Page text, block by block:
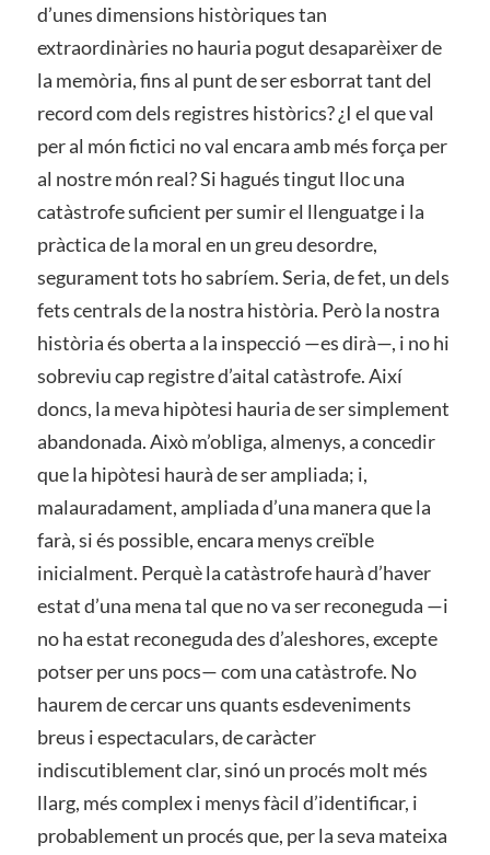
d’unes dimensions històriques tan
extraordinàries no hauria pogut desaparèixer de
la memòria, fins al punt de ser esborrat tant del
record com dels registres històrics? ¿I el que val
per al món fictici no val encara amb més força per
al nostre món real? Si hagués tingut lloc una
catàstrofe suficient per sumir el llenguatge i la
pràctica de la moral en un greu desordre,
segurament tots ho sabríem. Seria, de fet, un dels
fets centrals de la nostra història. Però la nostra
història és oberta a la inspecció —es dirà—, i no hi
sobreviu cap registre d’aital catàstrofe. Així
doncs, la meva hipòtesi hauria de ser simplement
abandonada. Això m’obliga, almenys, a concedir
que la hipòtesi haurà de ser ampliada; i,
malauradament, ampliada d’una manera que la
farà, si és possible, encara menys creïble
inicialment. Perquè la catàstrofe haurà d’haver
estat d’una mena tal que no va ser reconeguda —i
no ha estat reconeguda des d’aleshores, excepte
potser per uns pocs— com una catàstrofe. No
haurem de cercar uns quants esdeveniments
breus i espectaculars, de caràcter
indiscutiblement clar, sinó un procés molt més
llarg, més complex i menys fàcil d’identificar, i
probablement un procés que, per la seva mateixa